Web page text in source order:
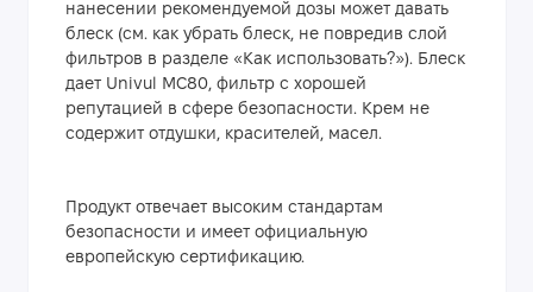
нанесении рекомендуемой дозы может давать
блеск (см. как убрать блеск, не повредив слой
фильтров в разделе «Как использовать?»). Блеск
дает Univul MC80, фильтр с хорошей
репутацией в сфере безопасности. Крем не
содержит отдушки, красителей, масел.
Продукт отвечает высоким стандартам
безопасности и имеет официальную
европейскую сертификацию.